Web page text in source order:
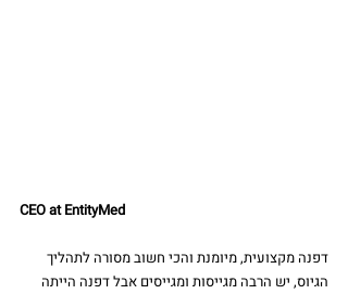
CEO at EntityMed
דפנה מקצועית, מיומנת והכי חשוב מסורה לתהליך
הגיוס, יש הרבה מגייסות ומגייסים אבל דפנה הייתה